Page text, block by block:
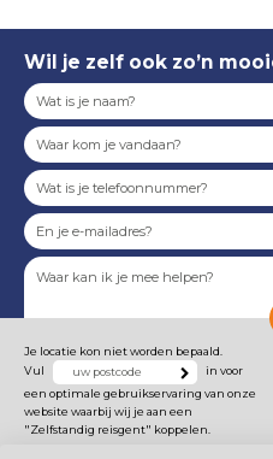
Wil je zelf ook zo’n
Je locatie kon niet worden bepaald.
Vul
in voor
een optimale gebruikservaring van onze
website waarbij wij je aan een
"Zelfstandig reisgent" koppelen.